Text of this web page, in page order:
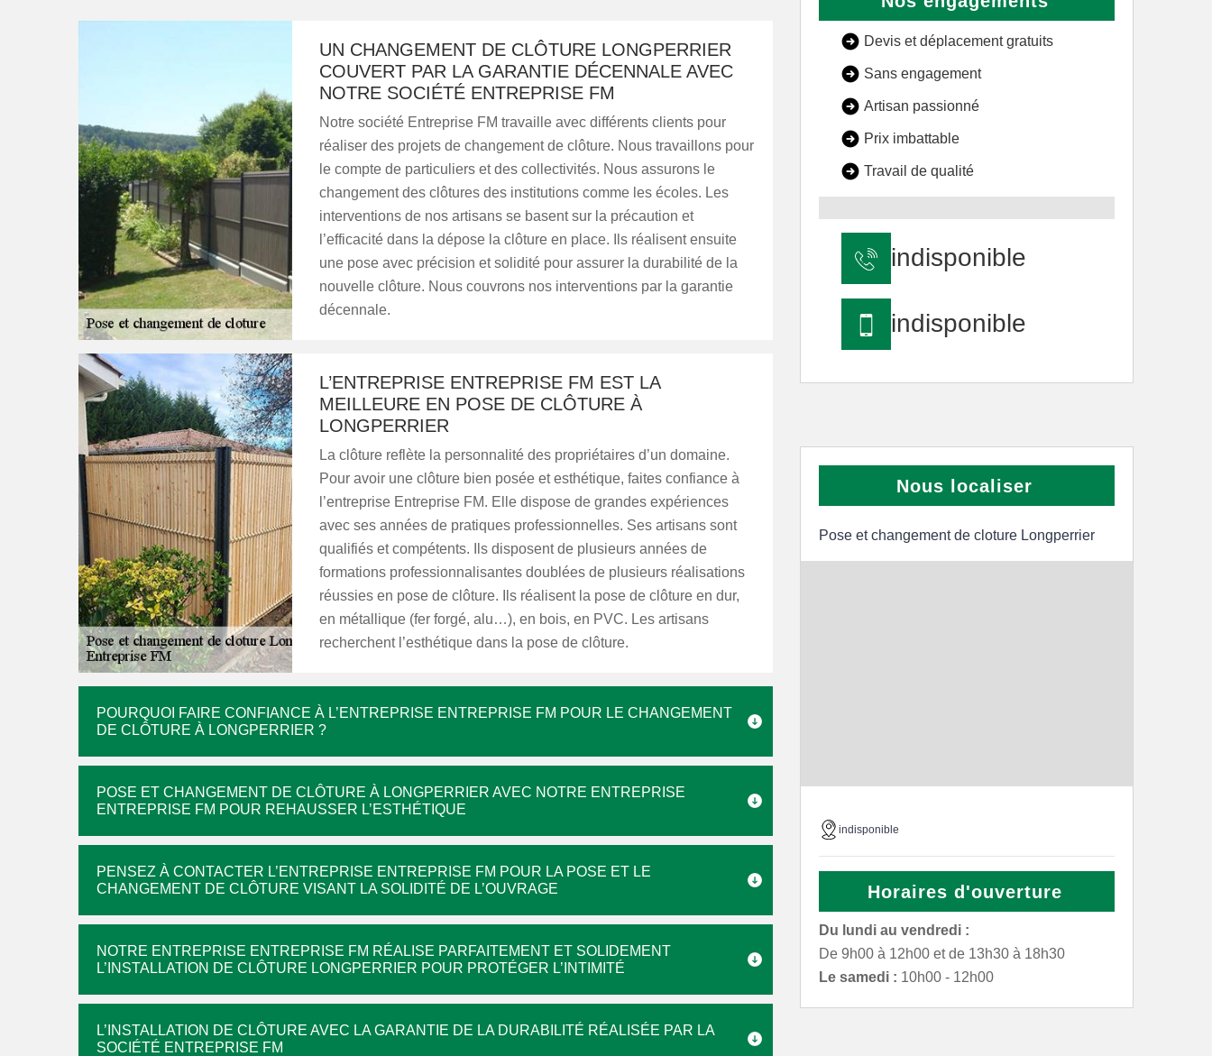
UN CHANGEMENT DE CLÔTURE LONGPERRIER
COUVERT PAR LA GARANTIE DÉCENNALE AVEC
NOTRE SOCIÉTÉ ENTREPRISE FM
Notre société Entreprise FM travaille avec différents clients pour
réaliser des projets de changement de clôture. Nous travaillons pour
le compte de particuliers et des collectivités. Nous assurons le
changement des clôtures des institutions comme les écoles. Les
interventions de nos artisans se basent sur la précaution et
l’efficacité dans la dépose la clôture en place. Ils réalisent ensuite
une pose avec précision et solidité pour assurer la durabilité de la
nouvelle clôture. Nous couvrons nos interventions par la garantie
décennale.
L’ENTREPRISE ENTREPRISE FM EST LA
MEILLEURE EN POSE DE CLÔTURE À
LONGPERRIER
La clôture reflète la personnalité des propriétaires d’un domaine.
Pour avoir une clôture bien posée et esthétique, faites confiance à
l’entreprise Entreprise FM. Elle dispose de grandes expériences
avec ses années de pratiques professionnelles. Ses artisans sont
qualifiés et compétents. Ils disposent de plusieurs années de
formations professionnalisantes doublées de plusieurs réalisations
réussies en pose de clôture. Ils réalisent la pose de clôture en dur,
en métallique (fer forgé, alu…), en bois, en PVC. Les artisans
recherchent l’esthétique dans la pose de clôture.
POURQUOI FAIRE CONFIANCE À L’ENTREPRISE ENTREPRISE FM POUR LE CHANGEMENT
DE CLÔTURE À LONGPERRIER ?
POSE ET CHANGEMENT DE CLÔTURE À LONGPERRIER AVEC NOTRE ENTREPRISE
ENTREPRISE FM POUR REHAUSSER L’ESTHÉTIQUE
PENSEZ À CONTACTER L’ENTREPRISE ENTREPRISE FM POUR LA POSE ET LE
CHANGEMENT DE CLÔTURE VISANT LA SOLIDITÉ DE L’OUVRAGE
NOTRE ENTREPRISE ENTREPRISE FM RÉALISE PARFAITEMENT ET SOLIDEMENT
L’INSTALLATION DE CLÔTURE LONGPERRIER POUR PROTÉGER L’INTIMITÉ
L’INSTALLATION DE CLÔTURE AVEC LA GARANTIE DE LA DURABILITÉ RÉALISÉE PAR LA
SOCIÉTÉ ENTREPRISE FM
Devis et déplacement gratuits
Sans engagement
Artisan passionné
Prix imbattable
Travail de qualité
indisponible
indisponible
Nous localiser
Pose et changement de cloture Longperrier
indisponible
Horaires d'ouverture
Du lundi au vendredi :
De 9h00 à 12h00 et de 13h30 à 18h30
Le samedi : 10h00 - 12h00